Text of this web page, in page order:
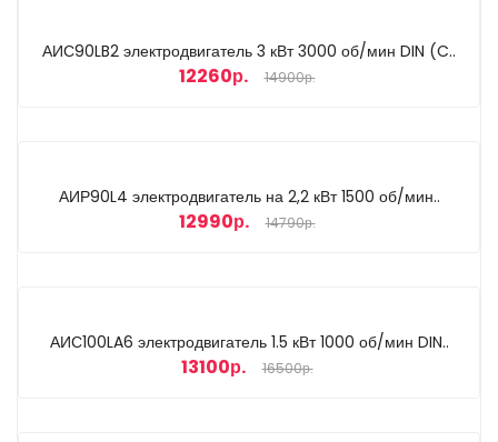
АИС90LB2 электродвигатель 3 кВт 3000 об/мин DIN (C..
12260р. 14900р.
АИР90L4 электродвигатель на 2,2 кВт 1500 об/мин..
12990р. 14790р.
АИС100LA6 электродвигатель 1.5 кВт 1000 об/мин DIN..
13100р. 16500р.